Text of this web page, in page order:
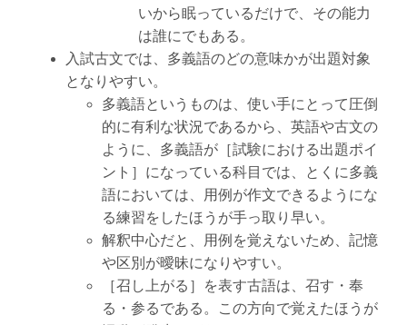
いから眠っているだけで、その能力
は誰にでもある。
入試古文では、多義語のどの意味かが出題対象
となりやすい。
多義語というものは、使い手にとって圧倒
的に有利な状況であるから、英語や古文の
ように、多義語が［試験における出題ポイ
ント］になっている科目では、とくに多義
語においては、用例が作文できるようにな
る練習をしたほうが手っ取り早い。
解釈中心だと、用例を覚えないため、記憶
や区別が曖昧になりやすい。
［召し上がる］を表す古語は、召す・奉
る・参るである。この方向で覚えたほうが